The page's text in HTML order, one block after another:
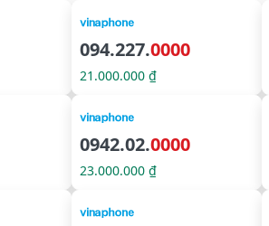
094.227.0000
21.000.000 ₫
0942.02.0000
23.000.000 ₫